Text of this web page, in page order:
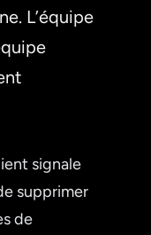
L’équipe
signale
supprimer
de